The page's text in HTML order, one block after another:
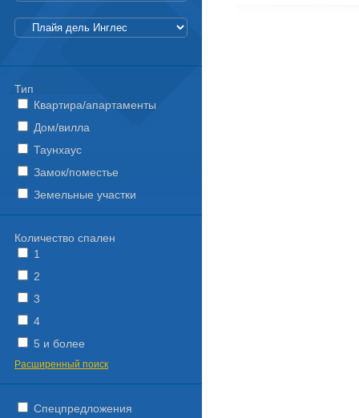
Тип
Квартира/апартаменты
Дом/вилла
Таунхаус
Замок/поместье
Земельные участки
Количество спален
1
2
3
4
5 и более
Расширенный поиск
Спецпредложения